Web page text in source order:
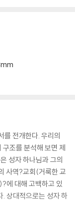
를 전개한다. 우리의
조를 분석해 보면 제
성자 하나님과 그의
사역?교회(거룩한 교
에 대해 고백하고 있
상대적으로는 성자 하